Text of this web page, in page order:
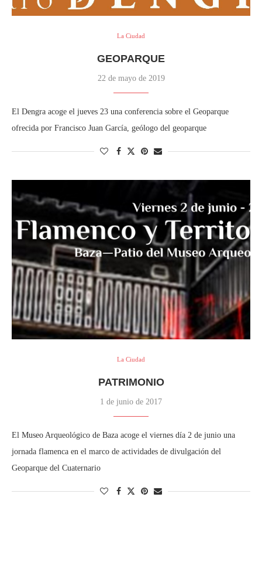
La Ciudad
GEOPARQUE
22 de mayo de 2019
El Dengra acoge el jueves 23 una conferencia sobre el Geoparque
ofrecida por Francisco Juan García, geólogo del geoparque
La Ciudad
PATRIMONIO
1 de junio de 2017
El Museo Arqueológico de Baza acoge el viernes día 2 de junio una
jornada flamenca en el marco de actividades de divulgación del
Geoparque del Cuaternario